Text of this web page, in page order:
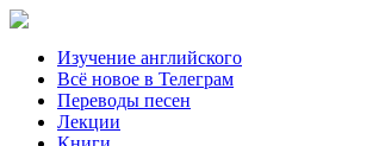
Изучение английского
Всё новое в Телеграм
Переводы песен
Лекции